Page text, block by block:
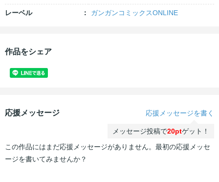
レーベル ガンガンコミックスONLINE
作品をシェア
応援メッセージ 応援メッセージを書く
メッセージ投稿で20ptゲット！
この作品にはまだ応援メッセージがありません。最初の応援メッセ
ージを書いてみませんか？